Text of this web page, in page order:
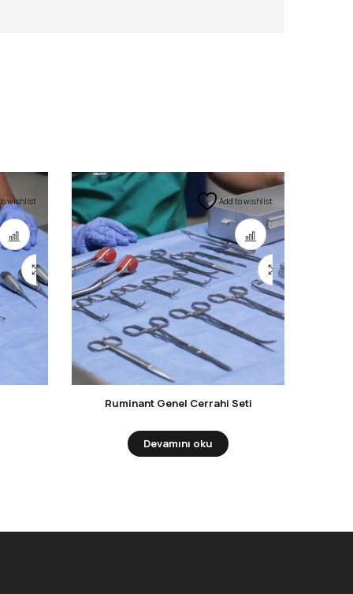
wishlist Add to wishlist
Ruminant Genel Cerrahi Seti
Devamını oku